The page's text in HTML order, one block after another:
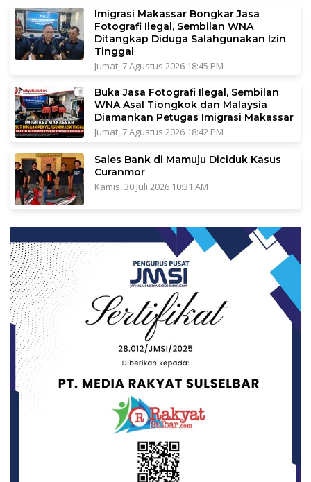
Imigrasi Makassar Bongkar Jasa
Fotografi Ilegal, Sembilan WNA
Ditangkap Diduga Salahgunakan Izin
Tinggal
Jumat, 7 Agustus 2026 18:45 PM
Buka Jasa Fotografi Ilegal, Sembilan
WNA Asal Tiongkok dan Malaysia
Diamankan Petugas Imigrasi Makassar
Jumat, 7 Agustus 2026 18:42 PM
Sales Bank di Mamuju Diciduk Kasus
Curanmor
Kamis, 30 Juli 2026 10:31 AM